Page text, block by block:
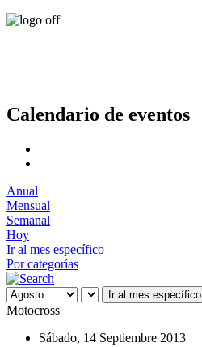
Calendario de eventos
Anual
Mensual
Semanal
Hoy
Ir al mes específico
Por categorías
Ir al mes específico
Motocross
Sábado, 14 Septiembre 2013